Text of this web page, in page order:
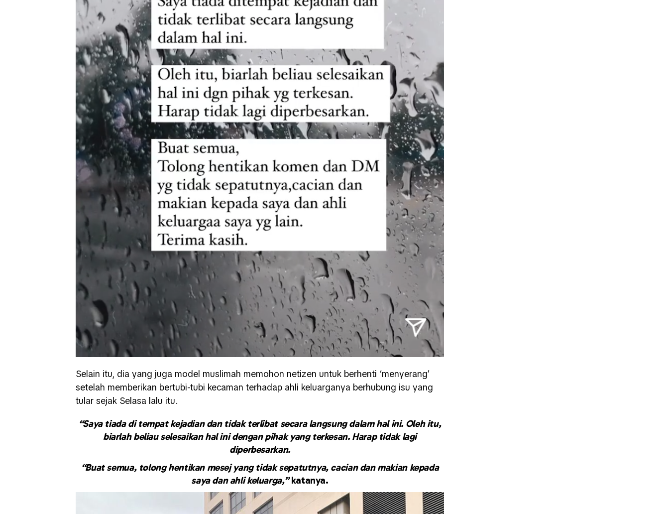
Selain itu, dia yang juga model muslimah memohon netizen untuk berhenti ‘menyerang’
setelah memberikan bertubi-tubi kecaman terhadap ahli keluarganya berhubung isu yang
tular sejak Selasa lalu itu.
“Saya tiada di tempat kejadian dan tidak terlibat secara langsung dalam hal ini. Oleh itu,
biarlah beliau selesaikan hal ini dengan pihak yang terkesan. Harap tidak lagi
diperbesarkan.
“Buat semua, tolong hentikan mesej yang tidak sepatutnya, cacian dan makian kepada
saya dan ahli keluarga,”katanya.